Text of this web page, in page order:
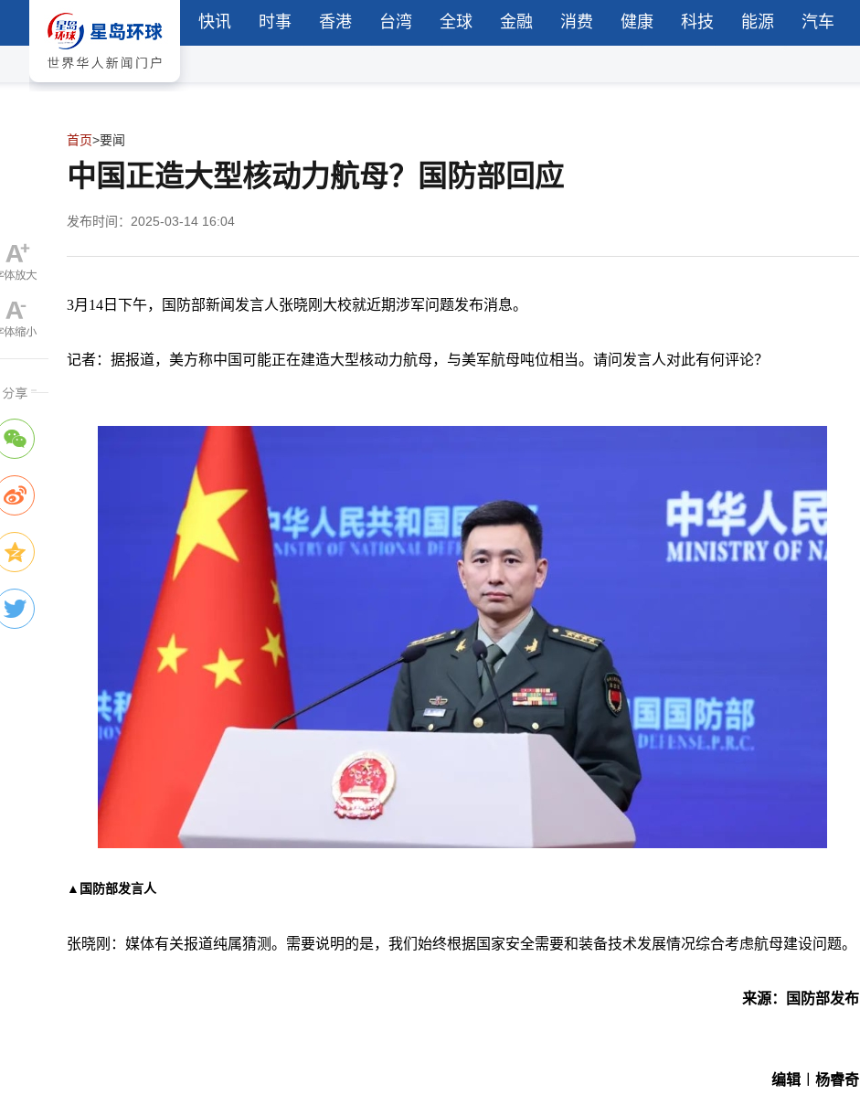
快讯 时事 香港 台湾 全球 金融 消费 健康 科技 能源 汽车
首页>要闻
中国正造大型核动力航母？国防部回应
发布时间：2025-03-14 16:04
3月14日下午，国防部新闻发言人张晓刚大校就近期涉军问题发布消息。
记者：据报道，美方称中国可能正在建造大型核动力航母，与美军航母吨位相当。请问发言人对此有何评论？
▲国防部发言人
张晓刚：媒体有关报道纯属猜测。需要说明的是，我们始终根据国家安全需要和装备技术发展情况综合考虑航母建设问题。
来源：国防部发布
编辑︱杨睿奇